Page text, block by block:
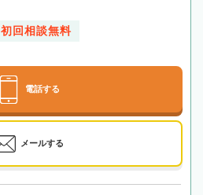
初回相談無料
電話する
メールする